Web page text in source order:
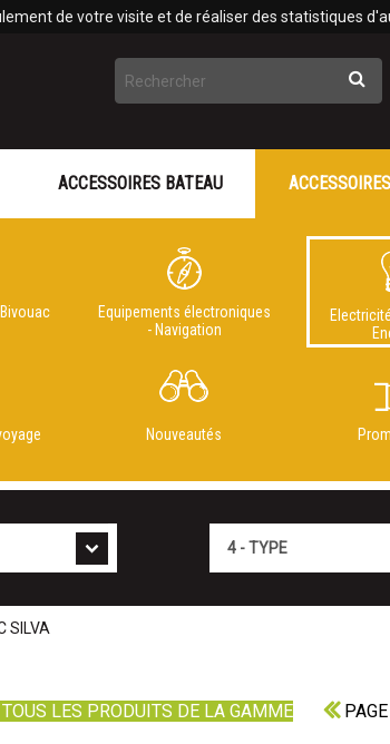
de votre visite et de réaliser des statistiques
ACCESSOIRES BATEAU
Equipements électroniques
- Navigation
Nouveautés
SILVA
LES PRODUITS DE LA GAMME PAGE